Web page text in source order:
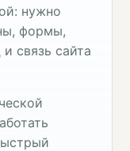
нужно
формы,
связь сайта